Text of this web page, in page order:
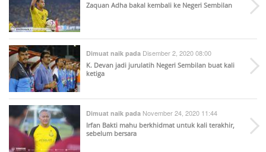
Zaquan Adha bakal kembali ke Negeri Sembilan
Dimuat naik pada Disember 2, 2020 08:00
K. Devan jadi jurulatih Negeri Sembilan buat kali
ketiga
Dimuat naik pada November 24, 2020 11:44
Irfan Bakti mahu berkhidmat untuk kali terakhir,
sebelum bersara